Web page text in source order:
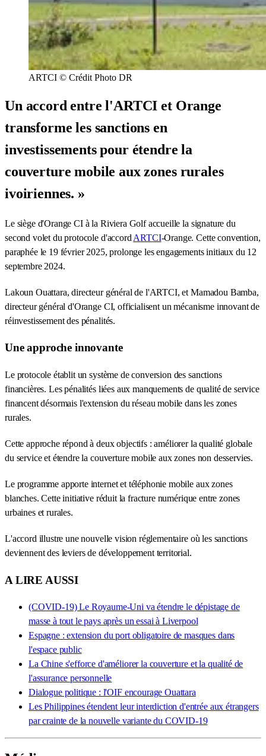
ARTCI © Crédit Photo DR
Un accord entre l'ARTCI et Orange
transforme les sanctions en
investissements pour étendre la
couverture mobile aux zones rurales
ivoiriennes. »
Le siège d'Orange CI à la Riviera Golf accueille la signature du
second volet du protocole d'accord ARTCI-Orange. Cette convention,
paraphée le 19 février 2025, prolonge les engagements initiaux du 12
septembre 2024.
Lakoun Ouattara, directeur général de l'ARTCI, et Mamadou Bamba,
directeur général d'Orange CI, officialisent un mécanisme innovant de
réinvestissement des pénalités.
Une approche innovante
Le protocole établit un système de conversion des sanctions
financières. Les pénalités liées aux manquements de qualité de service
financent désormais l'extension du réseau mobile dans les zones
rurales.
Cette approche répond à deux objectifs : améliorer la qualité globale
du service et étendre la couverture mobile aux zones non desservies.
Le programme apporte internet et téléphonie mobile aux zones
blanches. Cette initiative réduit la fracture numérique entre zones
urbaines et rurales.
L'accord illustre une nouvelle vision réglementaire où les sanctions
deviennent des leviers de développement territorial.
A LIRE AUSSI
(COVID-19) Le Royaume-Uni va étendre le dépistage de
masse à tout le pays après un essai à Liverpool
Espagne : extension du port obligatoire de masques dans
l'espace public
La Chine s'efforce d'améliorer la couverture et la qualité de
l'assurance personnelle
Dialogue politique : l'OIF encourage Ouattara
Les Philippines étendent leur interdiction d'entrée aux étrangers
par crainte de la nouvelle variante du COVID-19